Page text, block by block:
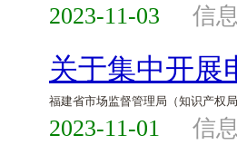
2023-11-03 信
关于集中开展
福建省市场监督管理局（知识产权
2023-11-01 信